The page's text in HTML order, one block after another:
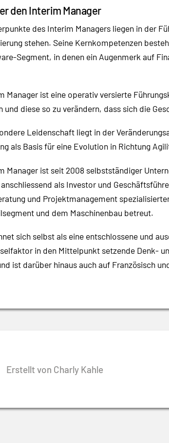
den Interim Manager
des Interim Managers liegen in der
stehen. Seine Kernkompetenzen
Segment, in denen ein Augenmerk auf
Manager ist eine operativ versierte
und diese so zu verändern, dass sich die
Leidenschaft liegt in der
als Basis für eine Evolution in Richtung
Manager ist seit 2008 selbstständiger
als Investor und
und Projektmanagement
und dem Maschinenbau betreut.
sich selbst als eine entschlossene und
in den Mittelpunkt setzende Denk-
ist darüber hinaus auch auf Französisch
Erstellt von Charly Kahle